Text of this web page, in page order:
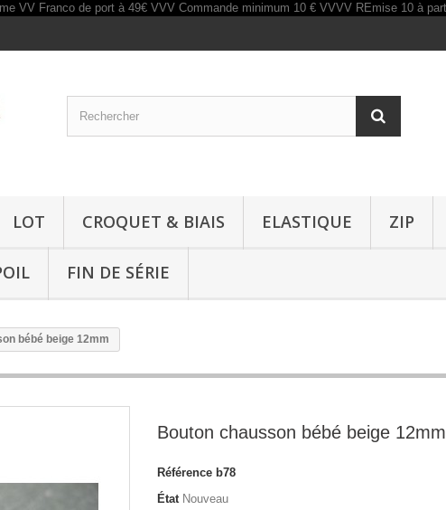
LOT CROQUET & BIAIS ELASTIQUE ZIP
FIN DE SÉRIE
bébé beige 12mm
Bouton chausson bébé beige 12mm
Référence b78
État Nouveau